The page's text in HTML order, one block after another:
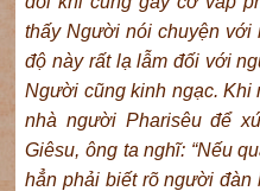
thấy Người nói chuyện với
độ này rất lạ lẫm đối với
Người cũng kinh ngạc.
nhà người Pharisêu để
Giêsu, ông ta nghĩ: “Nếu
hẳn phải biết rõ người đàn